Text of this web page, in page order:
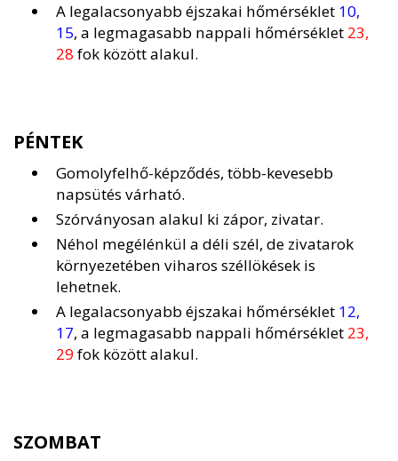
A legalacsonyabb éjszakai hőmérséklet 10,
15, a legmagasabb nappali hőmérséklet 23,
28 fok között alakul.
PÉNTEK
Gomolyfelhő-képződés, több-kevesebb
napsütés várható.
Szórványosan alakul ki zápor, zivatar.
Néhol megélénkül a déli szél, de zivatarok
környezetében viharos széllökések is
lehetnek.
A legalacsonyabb éjszakai hőmérséklet 12,
17, a legmagasabb nappali hőmérséklet 23,
29fok között alakul.
SZOMBAT